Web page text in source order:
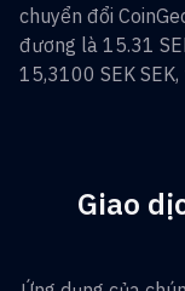
chuyển đổi
đương là 15.31
15,3100 SEK SEK,
Giao